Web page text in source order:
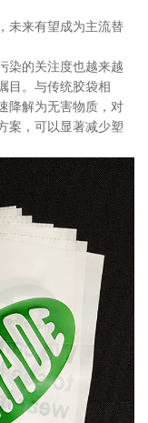
未来有望成为主流替
染的关注度也越来越
目。与传统胶袋相
降解为无害物质，对
案，可以显著减少塑